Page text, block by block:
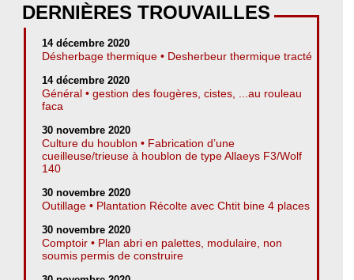
DERNIÈRES TROUVAILLES
14 décembre 2020
Désherbage thermique • Desherbeur thermique tracté
14 décembre 2020
Général • gestion des fougères, cistes, ...au rouleau
faca
30 novembre 2020
Culture du houblon • Fabrication d’une
cueilleuse/trieuse à houblon de type Allaeys F3/Wolf
140
30 novembre 2020
Outillage • Plantation Récolte avec Chtit bine 4 places
30 novembre 2020
Comptoir • Plan abri en palettes, modulaire, non
soumis permis de construire